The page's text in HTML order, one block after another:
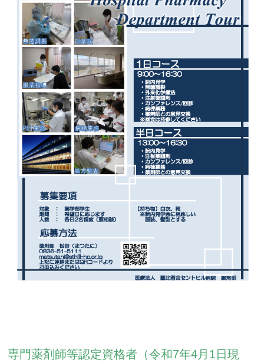
専門薬剤師等認定資格者（令和7年4月1日現